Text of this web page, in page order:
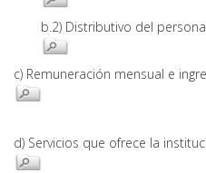
b.2) Distributivo del
c) Remuneración mensual e
d) Servicios que ofrece la